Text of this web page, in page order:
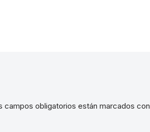
campos obligatorios están marcados con